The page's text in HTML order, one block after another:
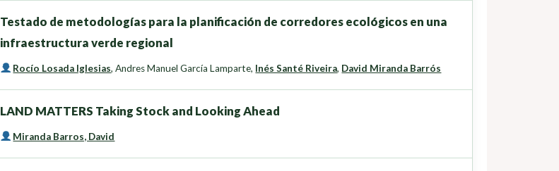
Testado de metodologías para la planificación de corredores ecológicos en una
infraestructura verde regional
Rocío Losada Iglesias,Andres Manuel García Lamparte, Inés Santé Riveira, David Miranda Barrós
LAND MATTERS Taking Stock and Looking Ahead
Miranda Barros, David